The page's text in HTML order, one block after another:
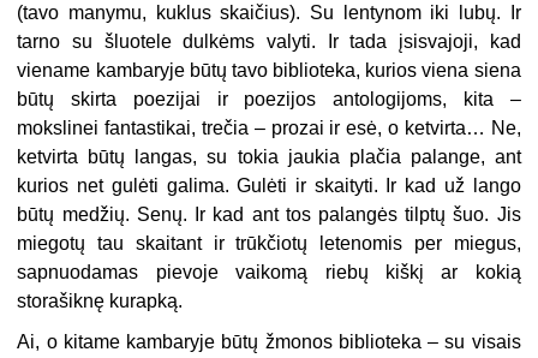
(tavo manymu, kuklus skaičius). Su lentynom iki lubų. Ir
tarno su šluotele dulkėms valyti. Ir tada įsisvajoji, kad
viename kambaryje būtų tavo biblioteka, kurios viena siena
būtų skirta poezijai ir poezijos antologijoms, kita –
mokslinei fantastikai, trečia – prozai ir esė, o ketvirta… Ne,
ketvirta būtų langas, su tokia jaukia plačia palange, ant
kurios net gulėti galima. Gulėti ir skaityti. Ir kad už lango
būtų medžių. Senų. Ir kad ant tos palangės tilptų šuo. Jis
miegotų tau skaitant ir trūkčiotų letenomis per miegus,
sapnuodamas pievoje vaikomą riebų kiškį ar kokią
storašiknę kurapką.
Ai, o kitame kambaryje būtų žmonos biblioteka – su visais